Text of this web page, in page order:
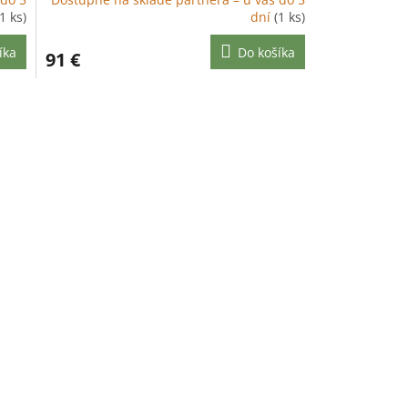
ks)
dní (1 ks)
91 € Do košíka